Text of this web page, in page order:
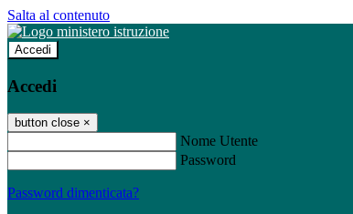
Salta al contenuto
Accedi
Accedi
button close ×
Nome Utente
Password
Password dimenticata?